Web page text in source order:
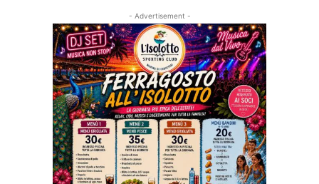
- Advertisement -